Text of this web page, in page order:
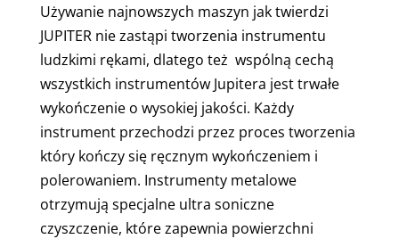
Używanie najnowszych maszyn jak twierdzi
JUPITER nie zastąpi tworzenia instrumentu
ludzkimi rękami, dlatego też wspólną cechą
wszystkich instrumentów Jupitera jest trwałe
wykończenie o wysokiej jakości. Każdy
instrument przechodzi przez proces tworzenia
który kończy się ręcznym wykończeniem i
polerowaniem. Instrumenty metalowe
otrzymują specjalne ultra soniczne
czyszczenie, które zapewnia powierzchni